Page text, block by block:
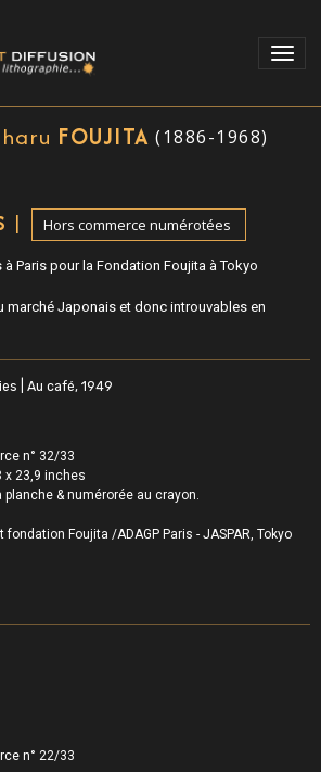
FOUJITA (1886-1968)
| Hors commerce numérotées
Paris pour la Fondation Foujita à Tokyo
marché Japonais et donc introuvables en
n° 32/33
x 23,9 inches
planche &numérorée au crayon.
Foujita /ADAGP Paris - JASPAR, Tokyo
n° 22/33